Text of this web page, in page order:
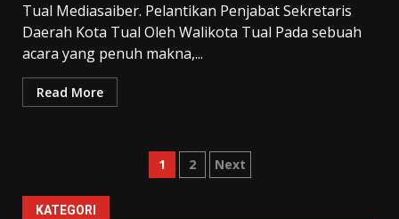
Tual Mediasaiber. Pelantikan Penjabat Sekretaris
Daerah Kota Tual Oleh Walikota Tual Pada sebuah
acara yang penuh makna,...
Read More
Paginasi
1 2 Next
KATEGORI